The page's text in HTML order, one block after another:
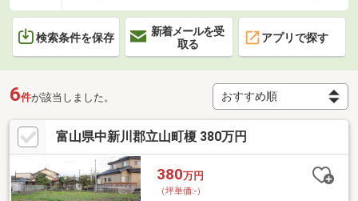
検索条件を保存
新着メールを受
取る
アプリで探す
6件が該当しました。
富山県中新川郡立山町榎 380万円
380万円
（坪単価:-）